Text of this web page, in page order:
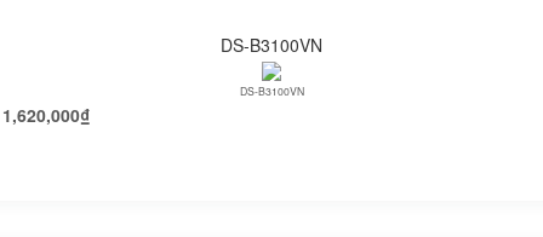
DS-B3100VN
DS-B3100VN
1,620,000₫